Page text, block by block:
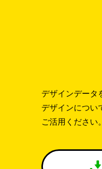
デザインデータ
デザインについ
ご活用ください。